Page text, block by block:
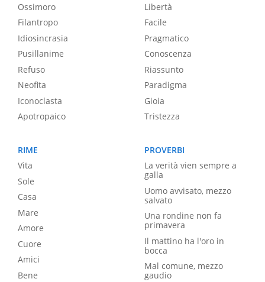
Ossimoro
Filantropo
Idiosincrasia
Pusillanime
Refuso
Neofita
Iconoclasta
Apotropaico
Libertà
Facile
Pragmatico
Conoscenza
Riassunto
Paradigma
Gioia
Tristezza
RIME
Vita
Sole
Casa
Mare
Amore
Cuore
Amici
Bene
PROVERBI
La verità vien sempre a
galla
Uomo avvisato, mezzo
salvato
Una rondine non fa
primavera
Il mattino ha l'oro in
bocca
Mal comune, mezzo
gaudio